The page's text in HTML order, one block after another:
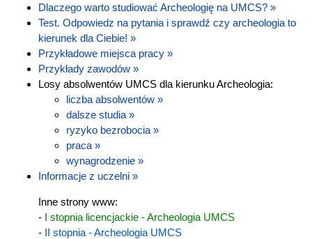
Dlaczego warto studiować Archeologię na UMCS? »
Test. Odpowiedz na pytania i sprawdź czy archeologia to
kierunek dla Ciebie! »
Przykładowe miejsca pracy »
Przykłady zawodów »
Losy absolwentów UMCS dla kierunku Archeologia:
liczba absolwentów »
dalsze studia »
ryzyko bezrobocia »
praca »
wynagrodzenie »
Informacje z uczelni »
Inne strony www:
- I stopnia licencjackie - Archeologia UMCS
- II stopnia - Archeologia UMCS